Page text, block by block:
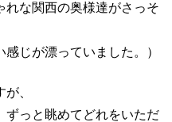
れな関西の奥様達がさっそ
感じが漂っていました。）
、
ずっと眺めてどれをいただ